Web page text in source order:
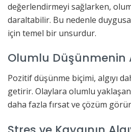
değerlendirmeyi sağlarken,
daraltabilir. Bu nedenle
için temel bir unsurdur.
Olumlu Düşünmenin
Pozitif düşünme biçimi, algıyı
getirir. Olaylara olumlu
daha fazla fırsat ve çözüm